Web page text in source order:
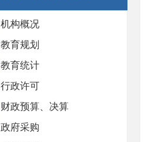
机构概况
教育规划
教育统计
行政许可
财政预算、决算
政府采购